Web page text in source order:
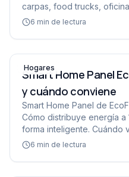
carpas, food trucks,
6 min de lectura
Smart Home Panel
Hogares
Smart Home Panel
y cuándo conviene
Smart Home Panel de
Cómo distribuye energía
forma inteligente. Cuándo
6 min de lectura